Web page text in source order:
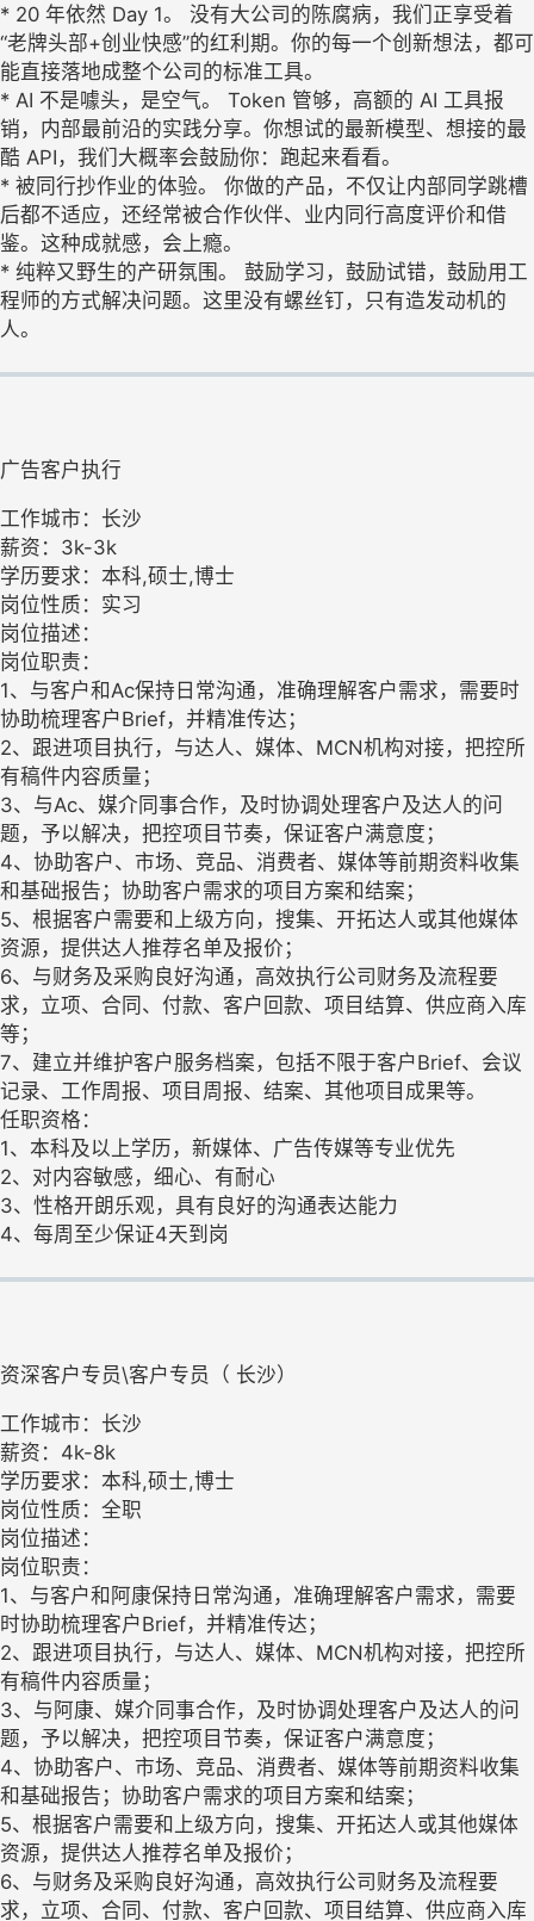
* 20 年依然 Day 1。 没有大公司的陈腐病，我们正享受着
“老牌头部+创业快感”的红利期。你的每一个创新想法，都可
能直接落地成整个公司的标准工具。
* AI 不是噱头，是空气。 Token 管够，高额的 AI 工具报
销，内部最前沿的实践分享。你想试的最新模型、想接的最
酷 API，我们大概率会鼓励你：跑起来看看。
* 被同行抄作业的体验。 你做的产品，不仅让内部同学跳槽
后都不适应，还经常被合作伙伴、业内同行高度评价和借
鉴。这种成就感，会上瘾。
* 纯粹又野生的产研氛围。 鼓励学习，鼓励试错，鼓励用工
程师的方式解决问题。这里没有螺丝钉，只有造发动机的
人。
广告客户执行
工作城市：长沙
薪资：3k-3k
学历要求：本科,硕士,博士
岗位性质：实习
岗位描述：
岗位职责：
1、与客户和Ac保持日常沟通，准确理解客户需求，需要时
协助梳理客户Brief，并精准传达；
2、跟进项目执行，与达人、媒体、MCN机构对接，把控所
有稿件内容质量；
3、与Ac、媒介同事合作，及时协调处理客户及达人的问
题，予以解决，把控项目节奏，保证客户满意度；
4、协助客户、市场、竞品、消费者、媒体等前期资料收集
和基础报告；协助客户需求的项目方案和结案；
5、根据客户需要和上级方向，搜集、开拓达人或其他媒体
资源，提供达人推荐名单及报价；
6、与财务及采购良好沟通，高效执行公司财务及流程要
求，立项、合同、付款、客户回款、项目结算、供应商入库
等；
7、建立并维护客户服务档案，包括不限于客户Brief、会议
记录、工作周报、项目周报、结案、其他项目成果等。
任职资格：
1、本科及以上学历，新媒体、广告传媒等专业优先
2、对内容敏感，细心、有耐心
3、性格开朗乐观，具有良好的沟通表达能力
4、每周至少保证4天到岗
资深客户专员\客户专员（ 长沙）
工作城市：长沙
薪资：4k-8k
学历要求：本科,硕士,博士
岗位性质：全职
岗位描述：
岗位职责：
1、与客户和阿康保持日常沟通，准确理解客户需求，需要
时协助梳理客户Brief，并精准传达；
2、跟进项目执行，与达人、媒体、MCN机构对接，把控所
有稿件内容质量；
3、与阿康、媒介同事合作，及时协调处理客户及达人的问
题，予以解决，把控项目节奏，保证客户满意度；
4、协助客户、市场、竞品、消费者、媒体等前期资料收集
和基础报告；协助客户需求的项目方案和结案；
5、根据客户需要和上级方向，搜集、开拓达人或其他媒体
资源，提供达人推荐名单及报价；
6、与财务及采购良好沟通，高效执行公司财务及流程要
求，立项、合同、付款、客户回款、项目结算、供应商入库